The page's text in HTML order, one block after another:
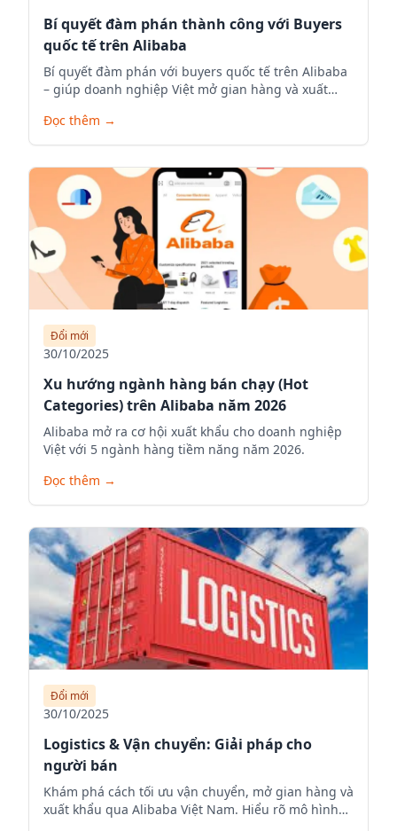
Bí quyết đàm phán thành công với Buyers
quốc tế trên Alibaba
Bí quyết đàm phán với buyers quốc tế trên Alibaba
– giúp doanh nghiệp Việt mở gian hàng và xuất
Đọc thêm →
Đổi mới
30/10/2025
Xu hướng ngành hàng bán chạy (Hot
Categories) trên Alibaba năm 2026
Alibaba mở ra cơ hội xuất khẩu cho doanh nghiệp
Việt với 5 ngành hàng tiềm năng năm 2026.
Đọc thêm →
Đổi mới
30/10/2025
Logistics & Vận chuyển: Giải pháp cho
người bán
Khám phá cách tối ưu vận chuyển, mở gian hàng và
xuất khẩu qua Alibaba Việt Nam. Hiểu rõ mô hình